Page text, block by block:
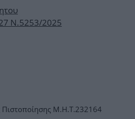
Ν.5253/2025
Πιστοποίησης Μ.Η.Τ.232164